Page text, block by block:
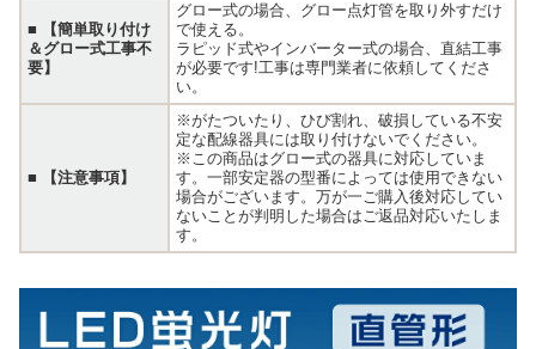
■ 【簡単取り付け
＆グロー式工事不
要】
グロー式の場合、グロー点灯管を取り外すだけ
で使える。
ラピッド式やインバーター式の場合、直結工事
が必要です!工事は専門業者に依頼してくださ
い。
■ 【注意事項】
※がたついたり、ひび割れ、破損している不安
定な配線器具には取り付けないでください。
※この商品はグロー式の器具に対応していま
す。一部安定器の型番によっては使用できない
場合がございます。万が一ご購入後対応してい
ないことが判明した場合はご返品対応いたしま
す。